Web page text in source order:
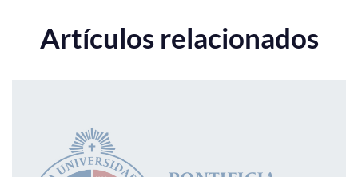
Artículos relacionados